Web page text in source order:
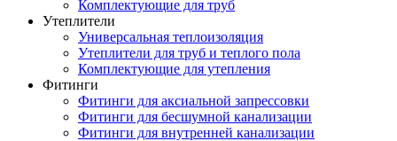
Комплектующие для труб
Утеплители
Универсальная теплоизоляция
Утеплители для труб и теплого пола
Комплектующие для утепления
Фитинги
Фитинги для аксиальной запрессовки
Фитинги для бесшумной канализации
Фитинги для внутренней канализации